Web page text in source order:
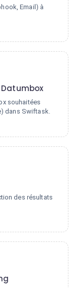
Email) à
Datumbox
souhaitées
dans Swiftask.
des résultats